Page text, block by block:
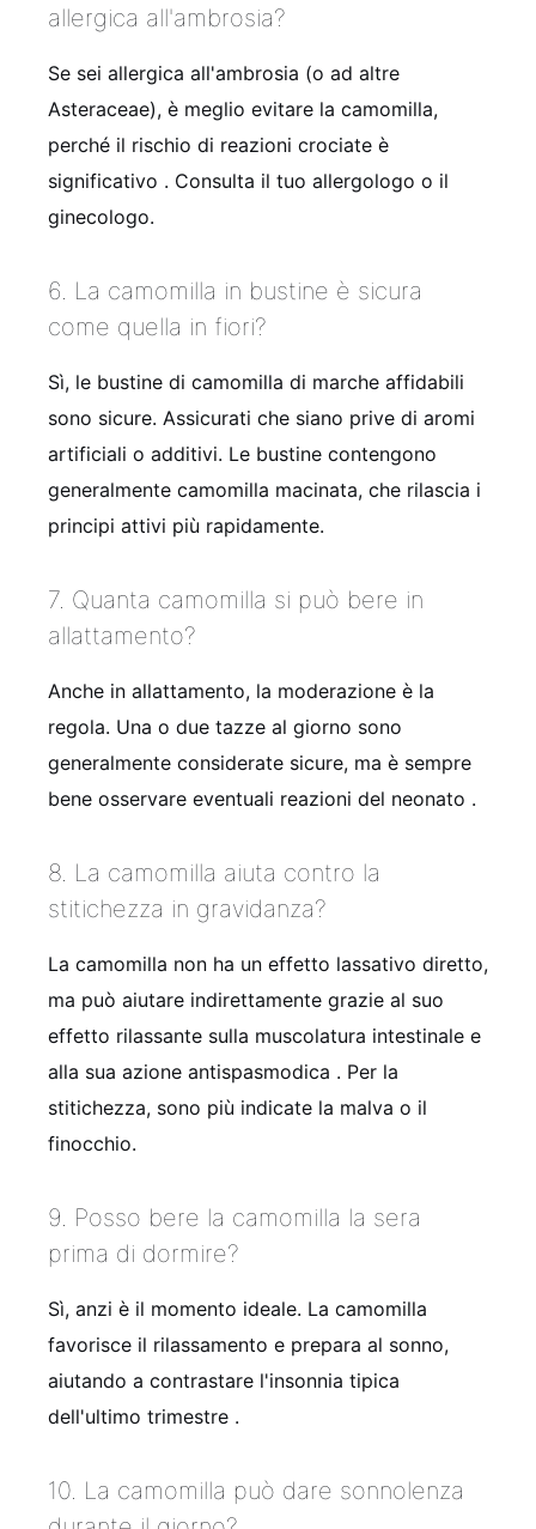
allergica all'ambrosia?
Se sei allergica all'ambrosia (o ad altre
Asteraceae), è meglio evitare la camomilla,
perché il rischio di reazioni crociate è
significativo . Consulta il tuo allergologo o il
ginecologo.
6. La camomilla in bustine è sicura
come quella in fiori?
Sì, le bustine di camomilla di marche affidabili
sono sicure. Assicurati che siano prive di aromi
artificiali o additivi. Le bustine contengono
generalmente camomilla macinata, che rilascia i
principi attivi più rapidamente.
7. Quanta camomilla si può bere in
allattamento?
Anche in allattamento, la moderazione è la
regola. Una o due tazze al giorno sono
generalmente considerate sicure, ma è sempre
bene osservare eventuali reazioni del neonato .
8. La camomilla aiuta contro la
stitichezza in gravidanza?
La camomilla non ha un effetto lassativo diretto,
ma può aiutare indirettamente grazie al suo
effetto rilassante sulla muscolatura intestinale e
alla sua azione antispasmodica . Per la
stitichezza, sono più indicate la malva o il
finocchio.
9. Posso bere la camomilla la sera
prima di dormire?
Sì, anzi è il momento ideale. La camomilla
favorisce il rilassamento e prepara al sonno,
aiutando a contrastare l'insonnia tipica
dell'ultimo trimestre .
10. La camomilla può dare sonnolenza